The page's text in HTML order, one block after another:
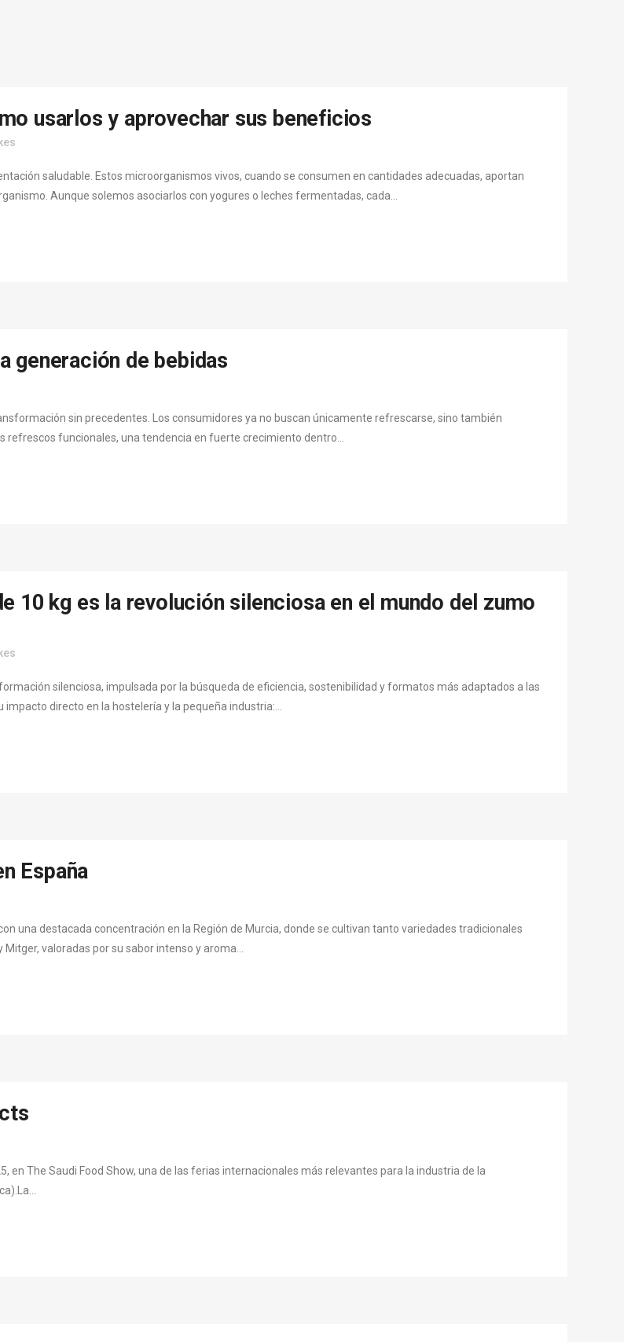
usarlos y aprovechar sus beneficios
saludable. Estos microorganismos vivos, cuando se consumen en cantidades adecuadas, aportan
Aunque solemos asociarlos con yogures o leches fermentadas, cada...
generación de bebidas
sin precedentes. Los consumidores ya no buscan únicamente refrescarse, sino también
refrescos funcionales, una tendencia en fuerte crecimiento dentro...
10 kg es la revolución silenciosa en el mundo del zumo
silenciosa, impulsada por la búsqueda de eficiencia, sostenibilidad y formatos más adaptados a las
directo en la hostelería y la pequeña industria:...
España
una destacada concentración en la Región de Murcia, donde se cultivan tanto variedades tradicionales
valoradas por su sabor intenso y aroma...
en The Saudi Food Show, una de las ferias internacionales más relevantes para la industria de la